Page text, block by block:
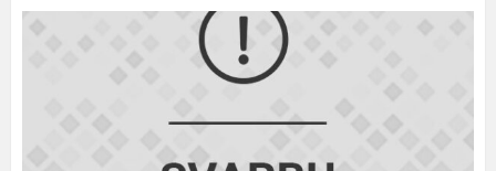
Kvietimas